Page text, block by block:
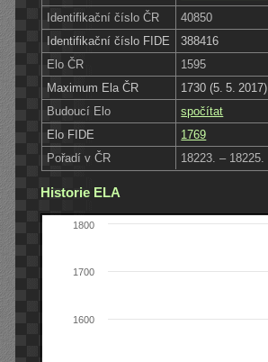
Identifikační číslo ČR
40850
Identifikační číslo FIDE
388416
Elo ČR
1595
Maximum Ela ČR
1730 (5. 5. 2017)
Budoucí Elo
spočítat
Elo FIDE
1769
Pořadí v ČR
18223. – 18225.
Historie ELA
1600
1700
1800